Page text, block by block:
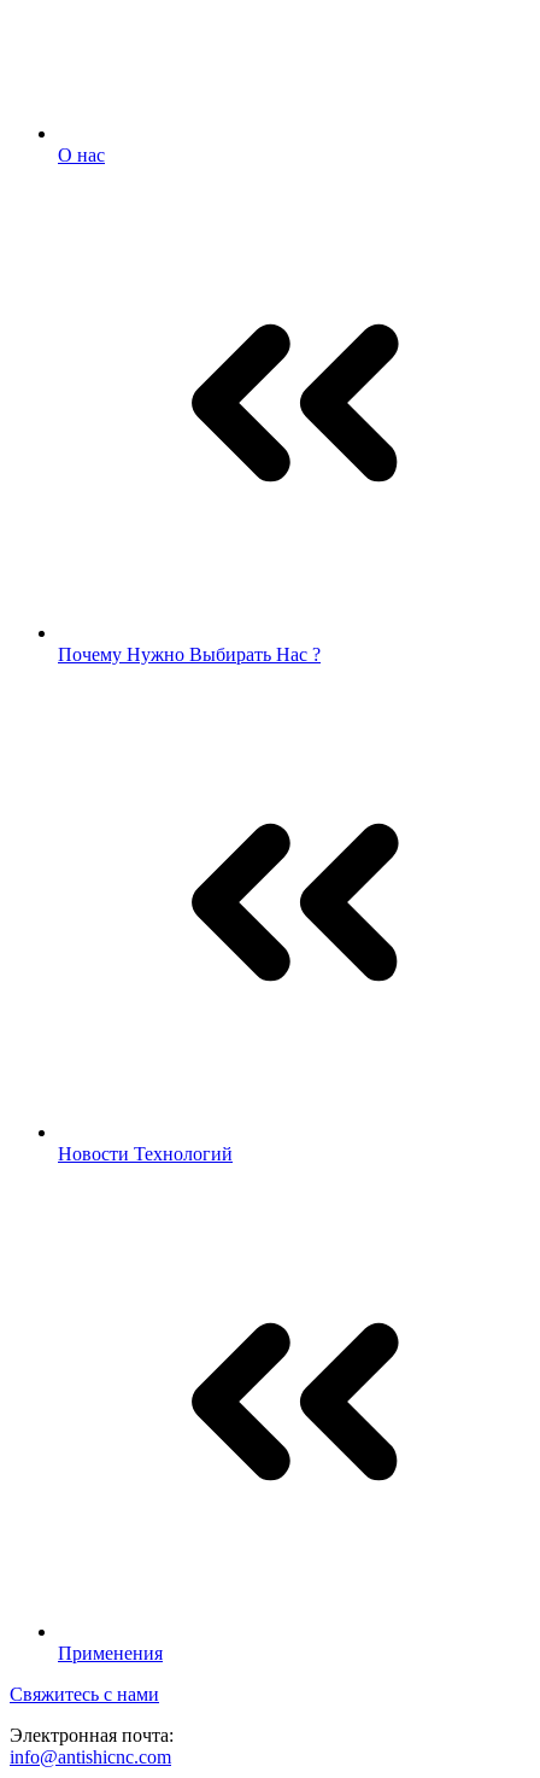
О нас
Почему Нужно Выбирать Нас ?
Новости Технологий
Применения
Свяжитесь с нами
Электронная почта:
info@antishicnc.com